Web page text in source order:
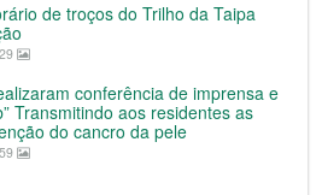
de troços do Trilho da Taipa
conferência de imprensa e
Transmitindo aos residentes as
do cancro da pele